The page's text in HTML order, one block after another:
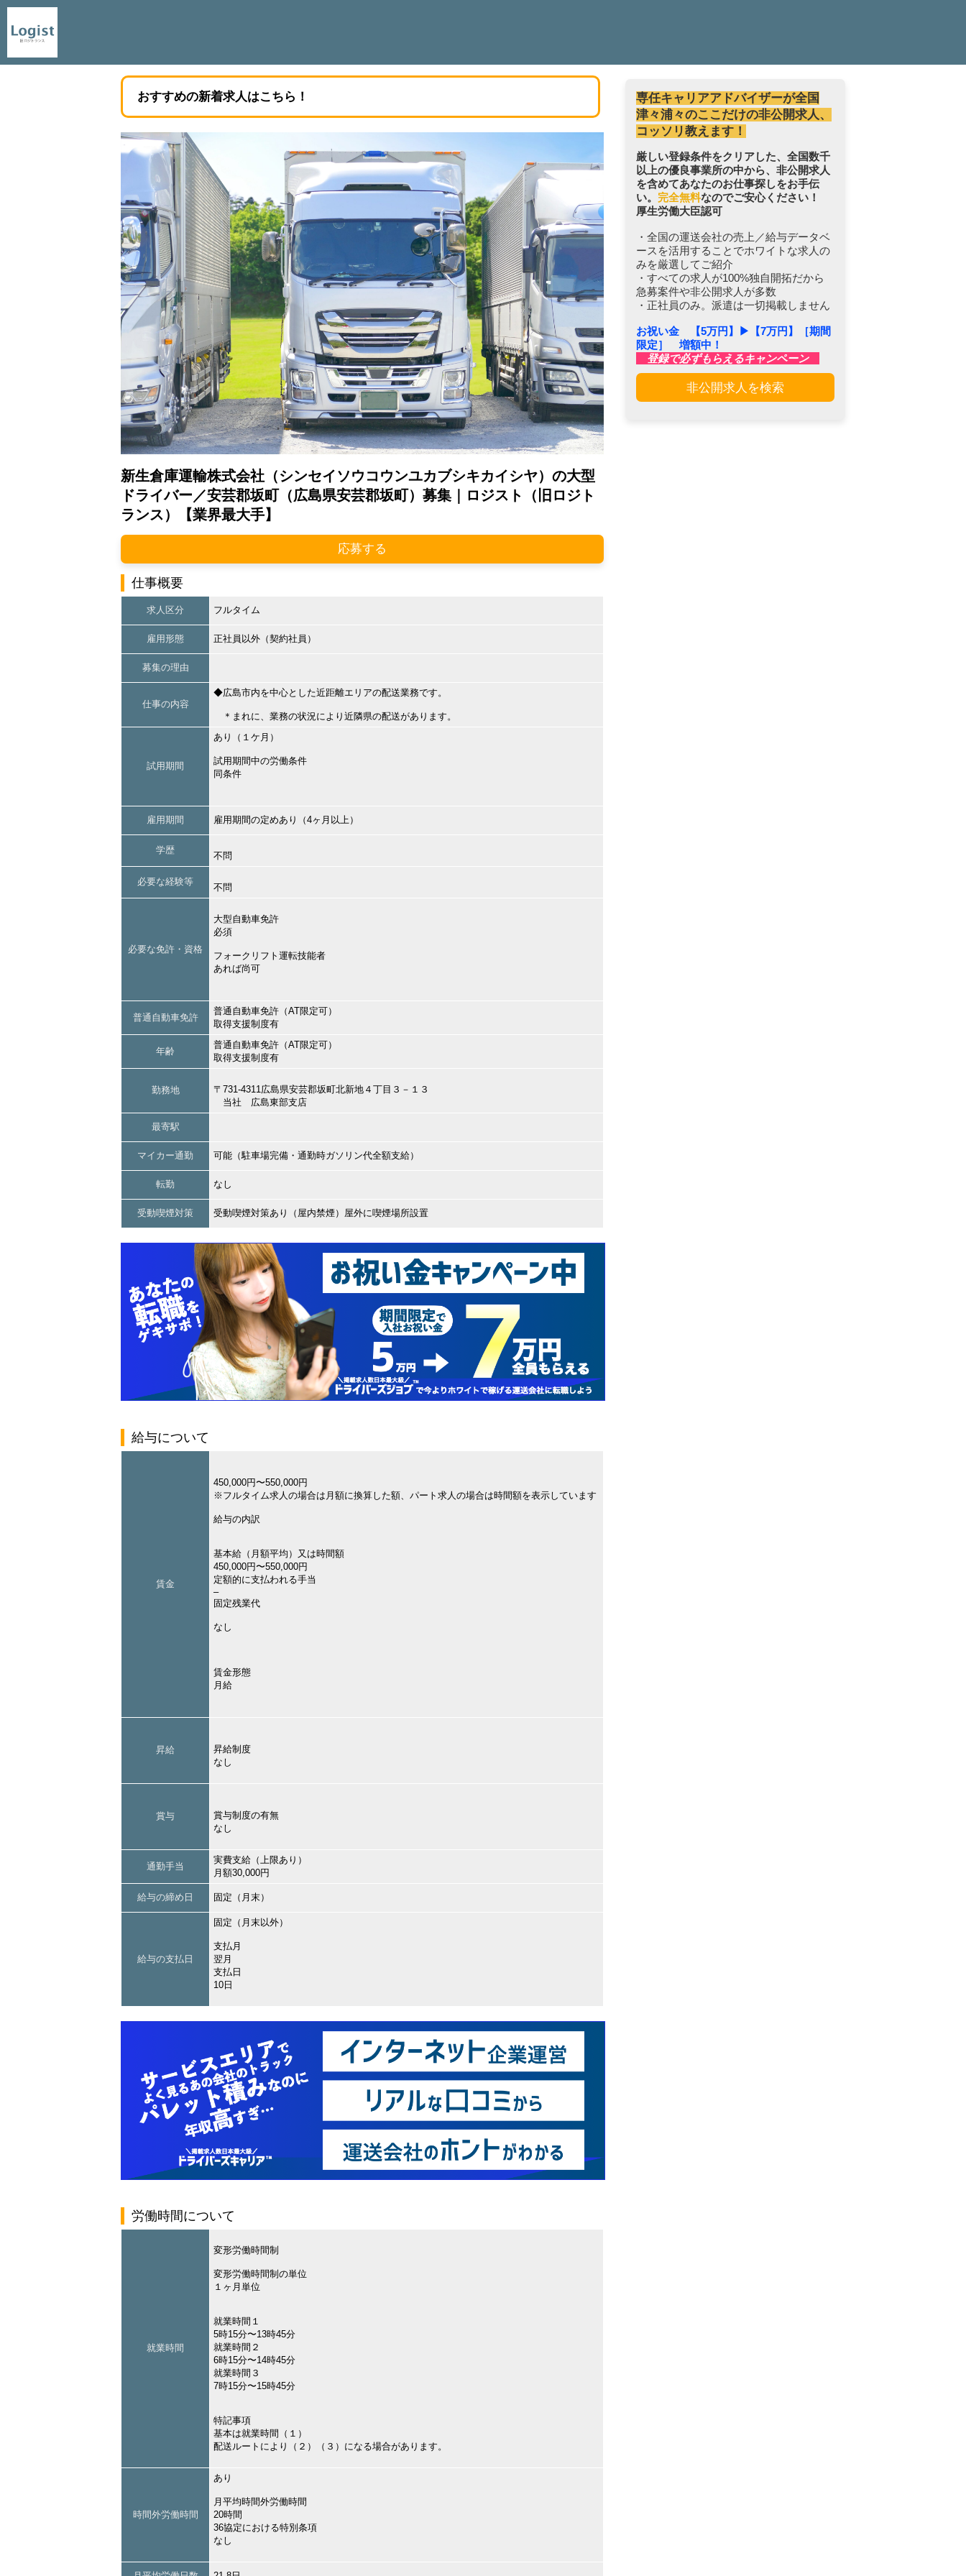
おすすめの新着求人はこちら！
新生倉庫運輸株式会社（シンセイソウコウンユカブシキカイシヤ）の大型
ドライバー／安芸郡坂町（広島県安芸郡坂町）募集｜ロジスト（旧ロジト
ランス）【業界最大手】
応募する
仕事概要
求人区分 フルタイム
雇用形態 正社員以外（契約社員）
募集の理由
仕事の内容
◆広島市内を中心とした近距離エリアの配送業務です。
＊まれに、業務の状況により近隣県の配送があります。
試用期間
あり（１ケ月）
試用期間中の労働条件
同条件
雇用期間 雇用期間の定めあり（4ヶ月以上）
学歴
不問
必要な経験等
不問
必要な免許・資格
大型自動車免許
必須
フォークリフト運転技能者
あれば尚可
普通自動車免許
普通自動車免許（AT限定可）
取得支援制度有
年齢
普通自動車免許（AT限定可）
取得支援制度有
勤務地
〒731-4311広島県安芸郡坂町北新地４丁目３－１３
当社 広島東部支店
最寄駅
マイカー通勤 可能（駐車場完備・通勤時ガソリン代全額支給）
転勤 なし
受動喫煙対策 受動喫煙対策あり（屋内禁煙）屋外に喫煙場所設置
給与について
賃金
450,000円〜550,000円
※フルタイム求人の場合は月額に換算した額、パート求人の場合は時間額を表示しています
給与の内訳
基本給（月額平均）又は時間額
450,000円〜550,000円
定額的に支払われる手当
–
固定残業代
なし
賃金形態
月給
昇給
昇給制度
なし
賞与
賞与制度の有無
なし
通勤手当
実費支給（上限あり）
月額30,000円
給与の締め日 固定（月末）
給与の支払日
固定（月末以外）
支払月
翌月
支払日
10日
労働時間について
就業時間
変形労働時間制
変形労働時間制の単位
１ヶ月単位
就業時間１
5時15分〜13時45分
就業時間２
6時15分〜14時45分
就業時間３
7時15分〜15時45分
特記事項
基本は就業時間（１）
配送ルートにより（２）（３）になる場合があります。
時間外労働時間
あり
月平均時間外労働時間
20時間
36協定における特別条項
なし
専任キャリアアドバイザーが全国
津々浦々のここだけの非公開求人、
コッソリ教えます！
厳しい登録条件をクリアした、全国数千
以上の優良事業所の中から、非公開求人
を含めてあなたのお仕事探しをお手伝
い。 完全無料なのでご安心ください！
厚生労働大臣認可
・全国の運送会社の売上／給与データベ
ースを活用することでホワイトな求人の
みを厳選してご紹介
・すべての求人が100%独自開拓だから
急募案件や非公開求人が多数
・正社員のみ。派遣は一切掲載しません
お祝い金 【5万円】▶︎【7万円】［期間
限定］ 増額中！
登録で必ずもらえるキャンペーン
非公開求人を検索